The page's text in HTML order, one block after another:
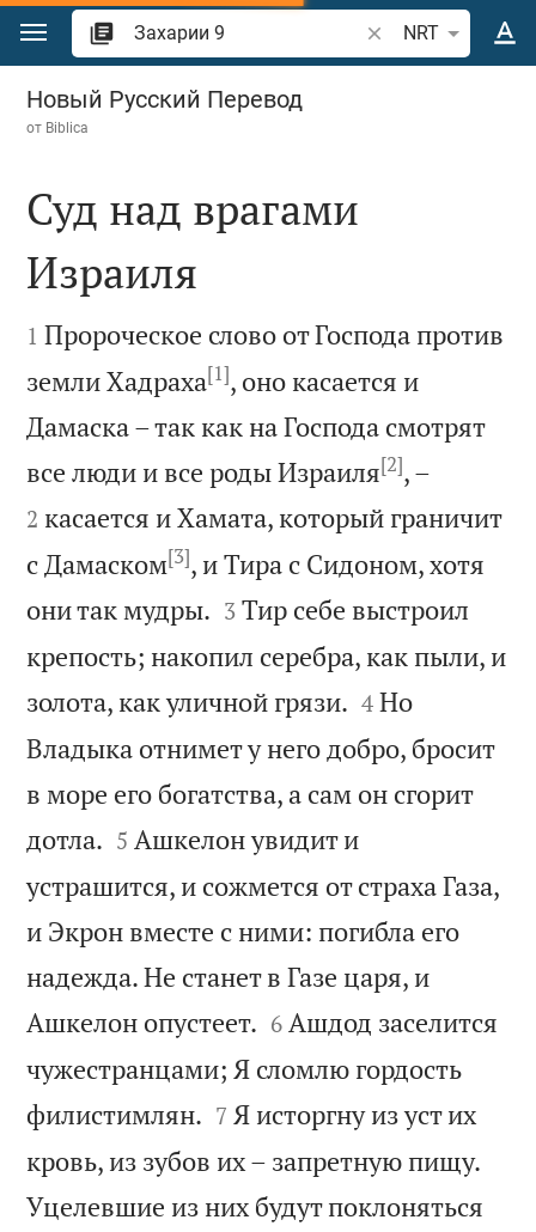
Перейти к содержанию
Поиск по отрывку
NRT
Захарии 9
Новый Русский Перевод
от Biblica

Суд над врагами
Израиля

1 Пророческое слово от Господа против
земли Хадраха[1], оно касается и
Дамаска – так как на Господа смотрят
все люди и все роды Израиля[2], –
2 касается и Хамата, который граничит
с Дамаском[3], и Тира с Сидоном, хотя
они так мудры. 

3 Тир себе выстроил
крепость; накопил серебра, как пыли, и
золота, как уличной грязи. 

4 Но
Владыка отнимет у него добро, бросит
в море его богатства, а сам он сгорит
дотла. 

5 Ашкелон увидит и
устрашится, и сожмется от страха Газа,
и Экрон вместе с ними: погибла его
надежда. Не станет в Газе царя, и
Ашкелон опустеет. 

6 Ашдод заселится
чужестранцами; Я сломлю гордость
филистимлян. 

7 Я исторгну из уст их
кровь, из зубов их – запретную пищу.
Уцелевшие из них будут поклоняться